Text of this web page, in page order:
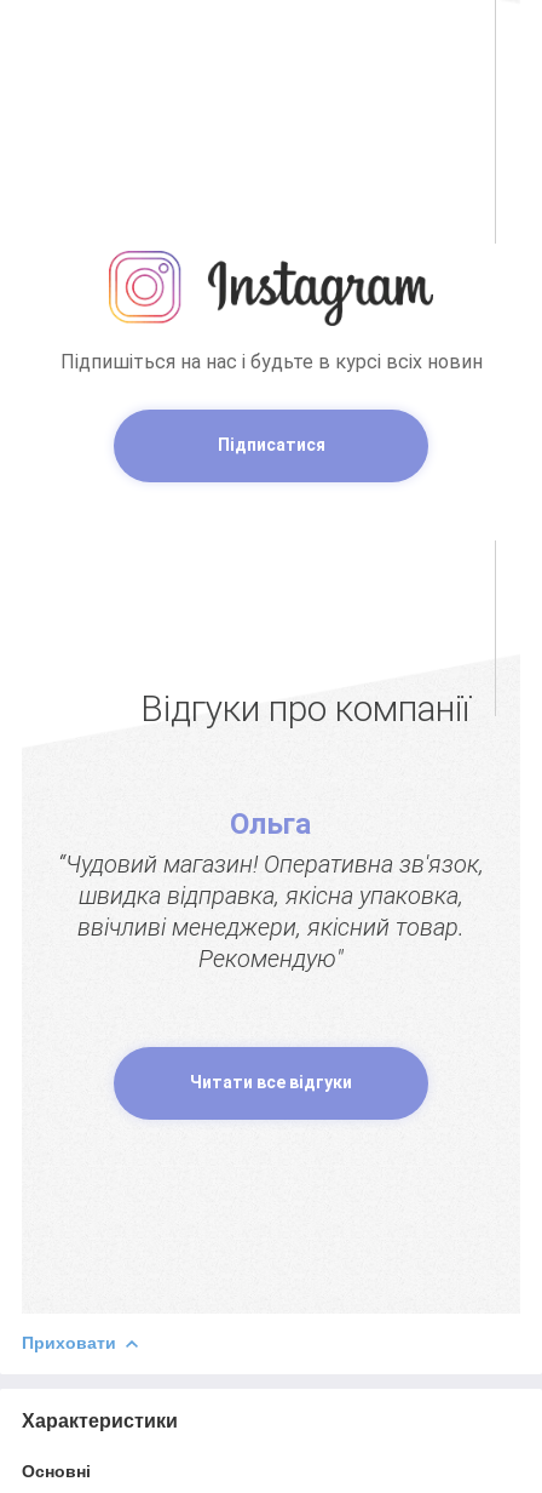
Підпишіться на нас і будьте в курсі всіх новин
Підписатися
Відгуки про компанії
Ольга
“Чудовий магазин! Оперативна зв'язок,
швидка відправка, якісна упаковка,
ввічливі менеджери, якісний товар.
Рекомендую"
Читати все відгуки
Приховати
Характеристики
Основні